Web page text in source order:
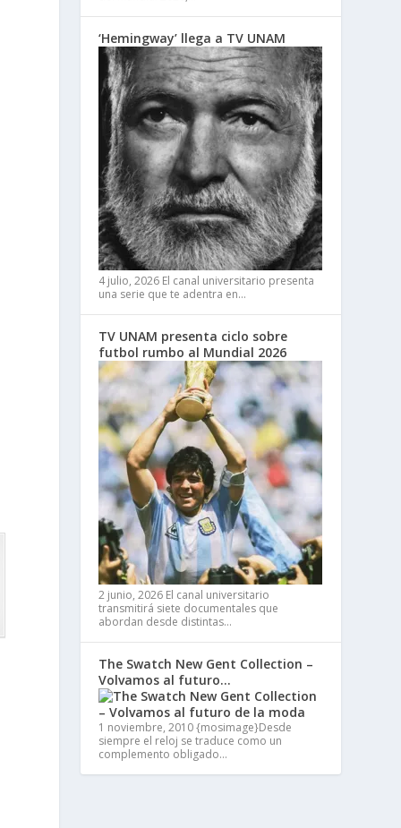
‘Hemingway’ llega a TV UNAM
4 julio, 2026 El canal universitario presenta
una serie que te adentra en…
TV UNAM presenta ciclo sobre
futbol rumbo al Mundial 2026
2 junio, 2026 El canal universitario
transmitirá siete documentales que
abordan desde distintas…
The Swatch New Gent Collection –
Volvamos al futuro…
1 noviembre, 2010{mosimage}Desde
siempre el reloj se traduce como un
complemento obligado…